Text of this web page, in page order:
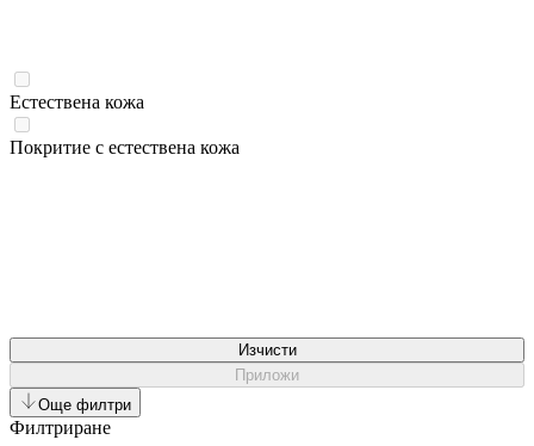
Естествена кожа
Покритие с естествена кожа
Изчисти
Приложи
Още филтри
Филтриране